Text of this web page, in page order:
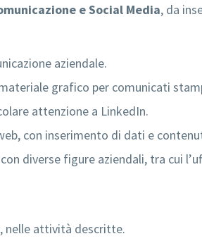
e Social Media, da
aziendale.
grafico per comunicati
attenzione a LinkedIn.
con inserimento di dati e
diverse figure aziendali, tra cui
nelle attività descritte.